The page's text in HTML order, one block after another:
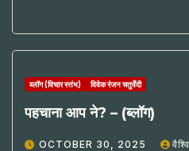
ब्लॉग (विचार स्तंभ) विवेक रंजन चतुर्वेदी
पहचाना आप ने? – (ब्लॉग)
OCTOBER 30, 2025